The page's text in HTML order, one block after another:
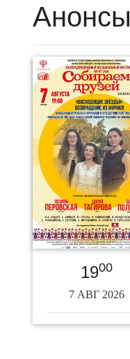
Анонсы
1900
7 АВГ 2026